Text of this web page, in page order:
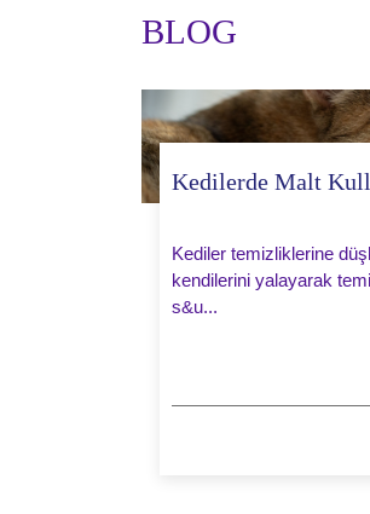
BLOG
Kedilerde Malt
Kediler temizliklerine
kendilerini yalayarak
s&u...